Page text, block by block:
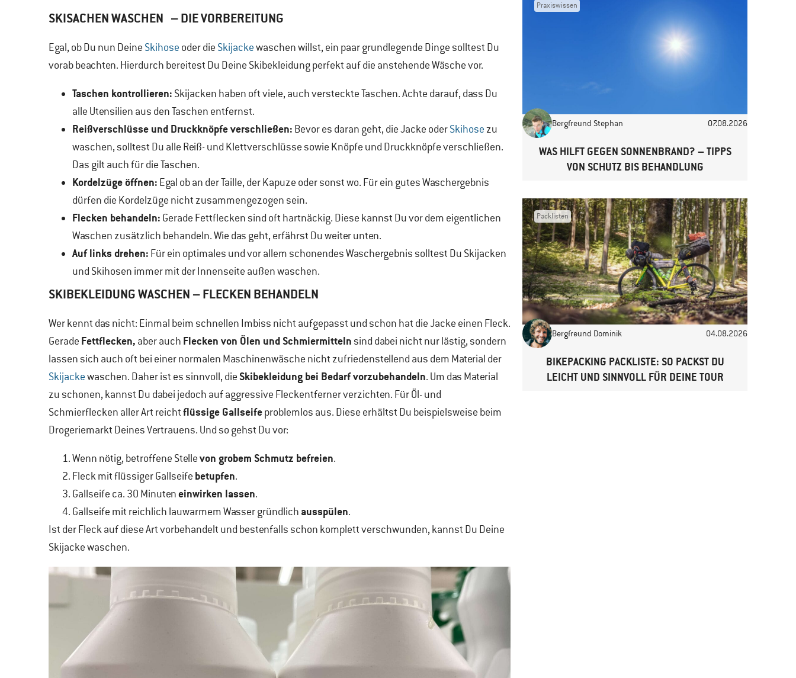
SKISACHEN WASCHEN – DIE VORBEREITUNG
Egal, ob Du nun Deine Skihose oder die Skijackewaschen willst, ein paar grundlegende Dinge solltest Du
vorab beachten. Hierdurch bereitest Du Deine Skibekleidung perfekt auf die anstehende Wäsche vor.
Taschen kontrollieren: Skijacken haben oft viele, auch versteckte Taschen. Achte darauf, dass Du
alle Utensilien aus den Taschen entfernst.
Reißverschlüsse und Druckknöpfe verschließen: Bevor es daran geht, die Jacke oderSkihosezu
waschen, solltest Du alle Reiß- und Klettverschlüsse sowie Knöpfe und Druckknöpfe verschließen.
Das gilt auch für die Taschen.
Kordelzüge öffnen: Egal ob an der Taille, der Kapuze oder sonst wo. Für ein gutes Waschergebnis
dürfen die Kordelzüge nicht zusammengezogen sein.
Flecken behandeln: Gerade Fettflecken sind oft hartnäckig. Diese kannst Du vor dem eigentlichen
Waschen zusätzlich behandeln. Wie das geht, erfährst Du weiter unten.
Auf links drehen: Für ein optimales und vor allem schonendes Waschergebnis solltest Du Skijacken
und Skihosen immer mit der Innenseite außen waschen.
SKIBEKLEIDUNG WASCHEN – FLECKEN BEHANDELN
Wer kennt das nicht: Einmal beim schnellen Imbiss nicht aufgepasst und schon hat die Jacke einen Fleck.
Gerade Fettflecken, aber auch Flecken von Ölen und Schmiermitteln sind dabei nicht nur lästig, sondern
lassen sich auch oft bei einer normalen Maschinenwäsche nicht zufriedenstellend aus dem Material der
Skijackewaschen. Daher ist es sinnvoll, dieSkibekleidung bei Bedarf vorzubehandeln. Um das Material
zu schonen, kannst Du dabei jedoch auf aggressive Fleckentferner verzichten. Für Öl- und
Schmierflecken aller Art reichtflüssige Gallseifeproblemlos aus. Diese erhältst Du beispielsweise beim
Drogeriemarkt Deines Vertrauens. Und so gehst Du vor:
Wenn nötig, betroffene Stellevon grobem Schmutz befreien.
Fleck mit flüssiger Gallseife betupfen.
Gallseife ca. 30 Minuteneinwirken lassen.
Gallseife mit reichlich lauwarmem Wasser gründlich ausspülen.
Ist der Fleck auf diese Art vorbehandelt und bestenfalls schon komplett verschwunden, kannst Du Deine
Skijacke waschen.
Praxiswissen
Bergfreund Stephan 07.08.2026
WAS HILFT GEGEN SONNENBRAND? – TIPPS
VON SCHUTZ BIS BEHANDLUNG
Packlisten
Bergfreund Dominik 04.08.2026
BIKEPACKING PACKLISTE: SO PACKST DU
LEICHT UND SINNVOLL FÜR DEINE TOUR